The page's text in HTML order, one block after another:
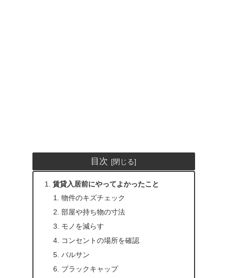
目次
賃貸入居前にやってよかったこと
物件のキズチェック
部屋や持ち物の寸法
モノを減らす
コンセントの場所を確認
バルサン
ブラックキャップ